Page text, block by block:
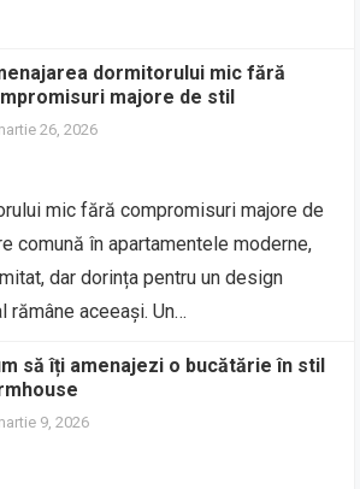
dormitorului mic fără
majore de stil
26, 2026
mic fără compromisuri majore de
comună în apartamentele moderne,
dar dorința pentru un design
rămâne aceeași. Un…
să îți amenajezi o bucătărie în stil
9, 2026